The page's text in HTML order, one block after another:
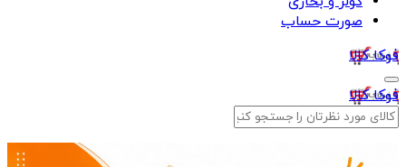
صورت حساب
فوکا کالا
فوکا کالا